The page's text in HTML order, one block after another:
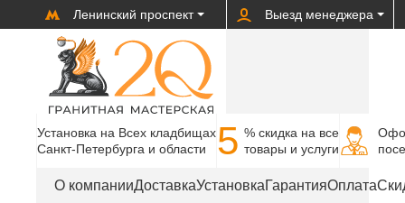
Ленинский проспект Выезд менеджера
Установка на Всех кладбищах
Санкт-Петербурга и области
5 % cкидка на все
товары и услуги
О компанииДоставкаУстановкаГарантияОплата